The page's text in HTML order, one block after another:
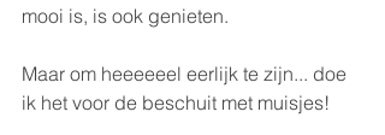
mooi is, is ook genieten.
Maar om heeeeeel eerlijk te zijn... doe
ik het voor de beschuit met muisjes!